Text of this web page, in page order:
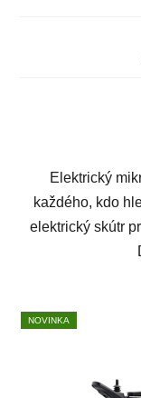
Elektrický
každého, kdo
elektrický skútr
NOVINKA